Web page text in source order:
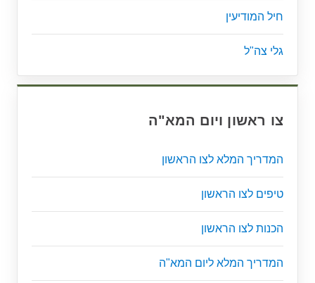
חיל המודיעין
גלי צה"ל
צו ראשון ויום המא"ה
המדריך המלא לצו הראשון
טיפים לצו הראשון
הכנות לצו הראשון
המדריך המלא ליום המא"ה